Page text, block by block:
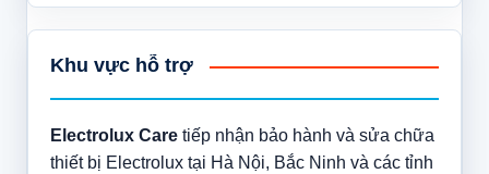
Khu vực hỗ trợ
Electrolux Caretiếp nhận bảo hành và sửa chữa
thiết bị Electrolux tại Hà Nội, Bắc Ninh và các tỉnh